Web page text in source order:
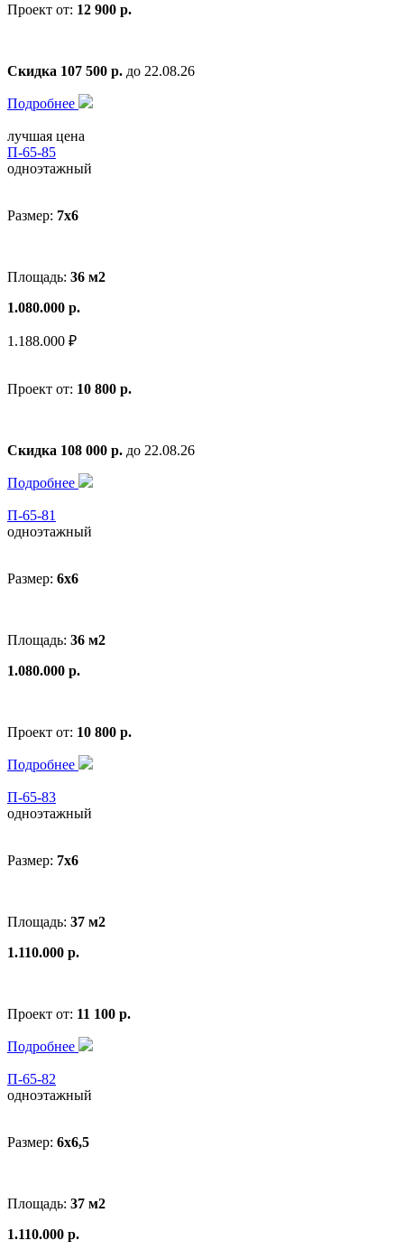
Проект от: 12 900 р.
Скидка 107 500 р. до 22.08.26
Подробнее
лучшая цена
П-65-85
одноэтажный
Размер: 7x6
Площадь: 36 м2
1.080.000 р.
1.188.000 ₽
Проект от: 10 800 р.
Скидка 108 000 р. до 22.08.26
Подробнее
П-65-81
одноэтажный
Размер: 6x6
Площадь: 36 м2
1.080.000 р.
Проект от: 10 800 р.
Подробнее
П-65-83
одноэтажный
Размер: 7x6
Площадь: 37 м2
1.110.000 р.
Проект от: 11 100 р.
Подробнее
П-65-82
одноэтажный
Размер: 6x6,5
Площадь: 37 м2
1.110.000 р.